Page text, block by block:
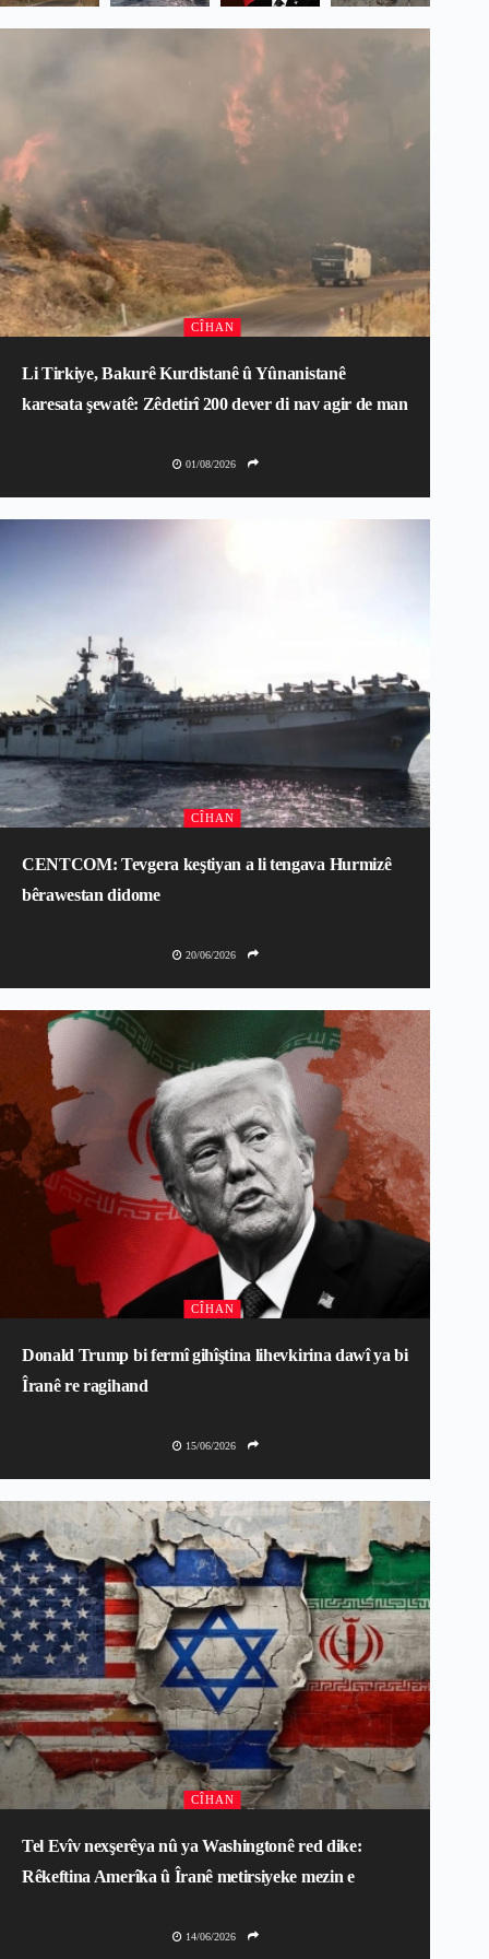
CÎHAN
Li Tirkiye, Bakurê Kurdistanê û Yûnanistanê
karesata şewatê: Zêdetirî 200 dever di nav agir de man
01/08/2026
CÎHAN
CENTCOM: Tevgera keştiyan a li tengava Hurmizê
bêrawestan didome
20/06/2026
CÎHAN
Donald Trump bi fermî gihîştina lihevkirina dawî ya bi
Îranê re ragihand
15/06/2026
CÎHAN
Tel Evîv nexşerêya nû ya Washingtonê red dike:
Rêkeftina Amerîka û Îranê metirsiyeke mezin e
14/06/2026